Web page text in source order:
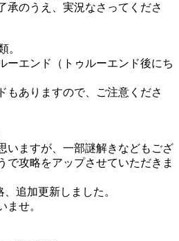
承のうえ、実況なさってくださ
。
ーエンド（トゥルーエンド後にち
ありますので、ご注意くださ
いますが、一部謎解きなどもござ
で攻略をアップさせていただきま
追加更新しました。
ませ。